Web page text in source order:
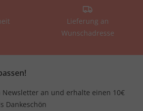
Lieferung an
Wunschadresse
an und erhalte einen 10€
Dankeschön